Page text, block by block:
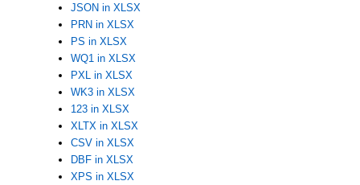
JSON in XLSX
PRN in XLSX
PS in XLSX
WQ1 in XLSX
PXL in XLSX
WK3 in XLSX
123 in XLSX
XLTX in XLSX
CSV in XLSX
DBF in XLSX
XPS in XLSX